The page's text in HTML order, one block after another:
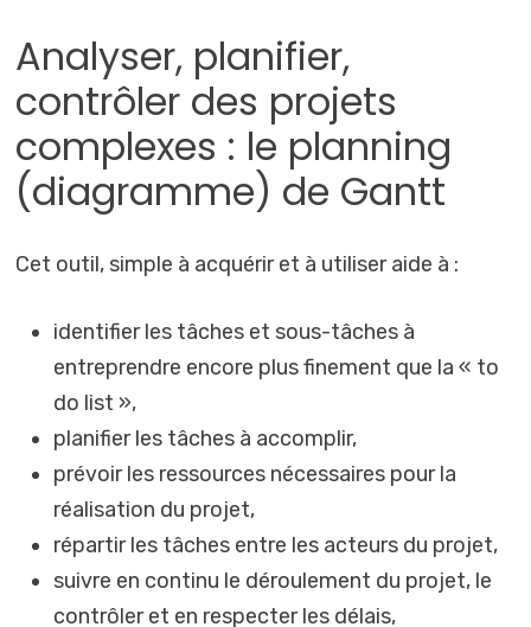
Analyser, planifier,
contrôler des projets
complexes : le planning
(diagramme) de Gantt
Cet outil, simple à acquérir et à utiliser aide à :
identifier les tâches et sous-tâches à
entreprendre encore plus finement que la « to
do list »,
planifier les tâches à accomplir,
prévoir les ressources nécessaires pour la
réalisation du projet,
répartir les tâches entre les acteurs du projet,
suivre en continu le déroulement du projet, le
contrôler et en respecter les délais,